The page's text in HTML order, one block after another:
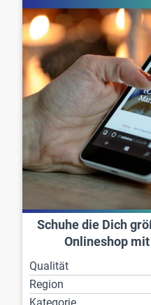
Schuhe die Dich
Onlineshop
Qualität
Region